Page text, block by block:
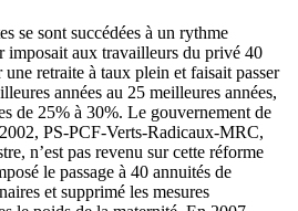
se sont succédées à un rythme
imposait aux travailleurs du privé 40
retraite à taux plein et faisait passer
années au 25 meilleures années,
de 25% à 30%. Le gouvernement de
PS-PCF-Verts-Radicaux-MRC,
n’est pas revenu sur cette réforme
le passage à 40 annuités de
et supprimé les mesures